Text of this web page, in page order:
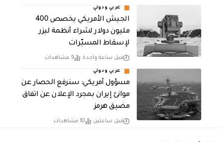
عربي ودولي
الجيش الأمريكي يخصص 400
مليون دولار لشراء أنظمة ليزر
لإسقاط المسيّرات
قبل ساعة واحدة 9 مشاهدات
عربي ودولي
مسؤول أمريكي: سنرفع الحصار عن
موانئ إيران بمجرد الإعلان عن اتفاق
مضيق هرمز
قبل ساعتين 10 مشاهدات